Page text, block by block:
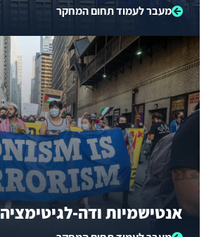
מעבר לעמוד תחום המחקר
אנטישמיות ודה-לגיטימציה